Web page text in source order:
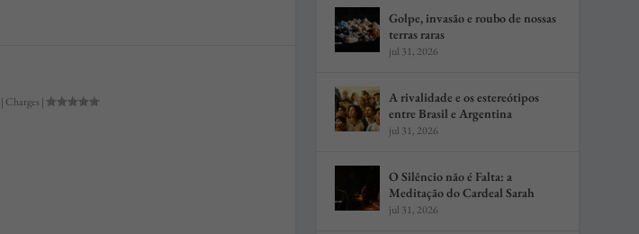
| Charges |
Golpe, invasão e roubo de nossas
terras raras
jul 31, 2026
A rivalidade e os estereótipos
entre Brasil e Argentina
jul 31, 2026
O Silêncio não é Falta: a
Meditação do Cardeal Sarah
jul 31, 2026